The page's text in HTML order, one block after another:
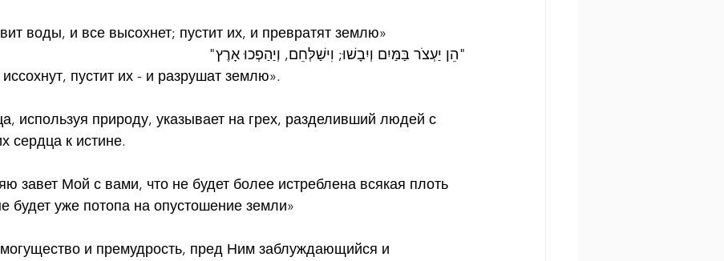
воды, и все высохнет; пустит их, и превратят землю»
"הֵן יַעְצֹר בַּמַּיִם וְיִבָשׁוּ; וִישַׁלְּחֵם, וְיַהַפְכוּ אָרֶץ"
пустит их - и разрушат землю».
используя природу, указывает на грех, разделивший людей с
сердца к истине.
завет Мой с вами, что не будет более истреблена всякая плоть
будет уже потопа на опустошение земли»
и премудрость, пред Ним заблуждающийся и